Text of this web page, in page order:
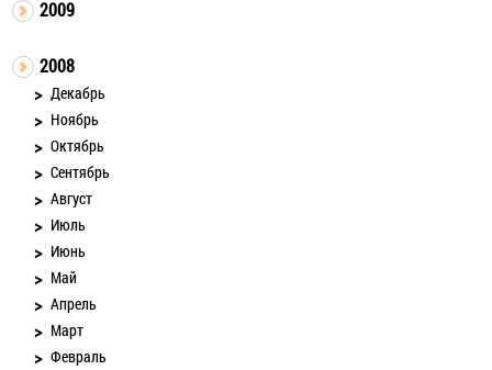
2009
2008
Декабрь
Ноябрь
Октябрь
Сентябрь
Август
Июль
Июнь
Май
Апрель
Март
Февраль